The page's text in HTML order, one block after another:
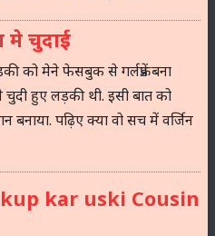
मे चुदाई
को मेने फेसबुक से गर्लफ्रेंड बना
चुदी हुए लड़की थी. इसी बात को
पढ़िए क्या वो सच में वर्जिन
kar uski Cousin